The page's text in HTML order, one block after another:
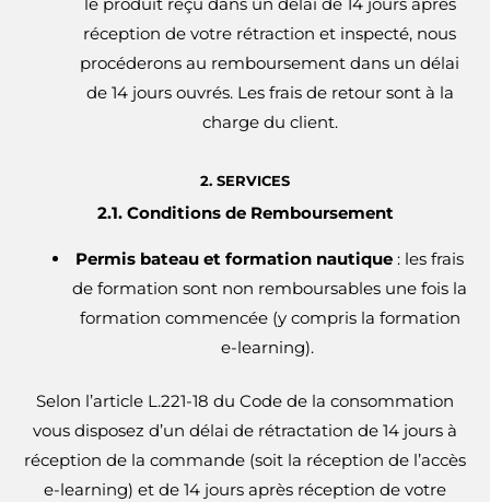
le produit reçu dans un délai de 14 jours après
réception de votre rétraction et inspecté, nous
procéderons au remboursement dans un délai
de 14 jours ouvrés. Les frais de retour sont à la
charge du client.
2. SERVICES
2.1. Conditions de Remboursement
Permis bateau et formation nautique : les frais
de formation sont non remboursables une fois la
formation commencée (y compris la formation
e-learning).
Selon l’article L.221-18 du Code de la consommation
vous disposez d’un délai de rétractation de 14 jours à
réception de la commande (soit la réception de l’accès
e-learning) et de 14 jours après réception de votre